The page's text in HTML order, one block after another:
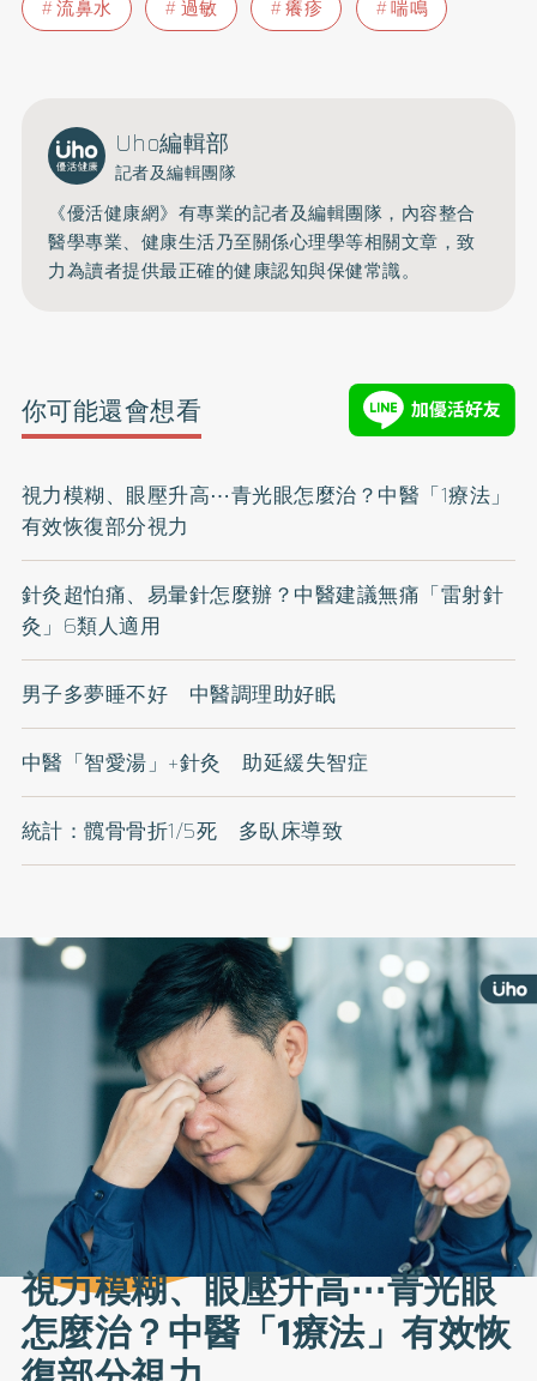
流鼻水 過敏 癢疹 喘鳴
Uho編輯部
記者及編輯團隊
《優活健康網》有專業的記者及編輯團隊，內容整合
醫學專業、健康生活乃至關係心理學等相關文章，致
力為讀者提供最正確的健康認知與保健常識。
你可能還會想看
視力模糊、眼壓升高⋯青光眼怎麼治？中醫「1療法」
有效恢復部分視力
針灸超怕痛、易暈針怎麼辦？中醫建議無痛「雷射針
灸」6類人適用
男子多夢睡不好 中醫調理助好眠
中醫「智愛湯」+針灸 助延緩失智症
統計：髖骨骨折1/5死 多臥床導致
視力模糊、眼壓升高⋯青光眼
怎麼治？中醫「1療法」有效恢